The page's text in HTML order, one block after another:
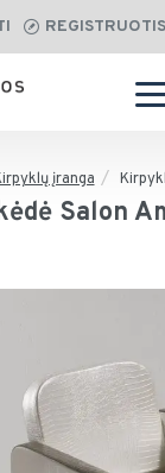
REGISTRUOTIS
įranga
Salon